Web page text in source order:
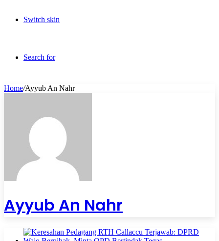
Switch skin
Search for
Home/Ayyub An Nahr
Ayyub An Nahr